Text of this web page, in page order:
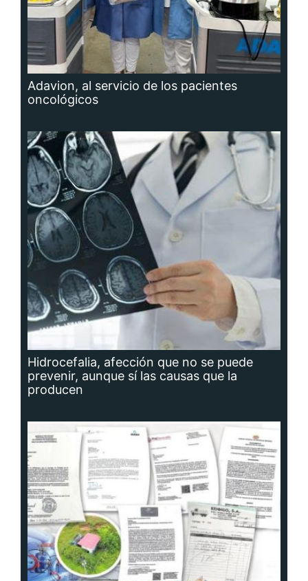
Adavion, al servicio de los pacientes
oncológicos
Hidrocefalia, afección que no se puede
prevenir, aunque sí las causas que la
producen